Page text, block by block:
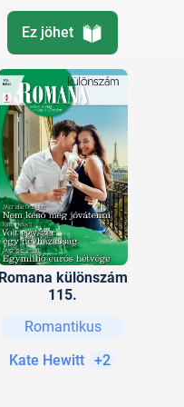
Ez jöhet
Romana különszám
115.
Romantikus
Kate Hewitt +2